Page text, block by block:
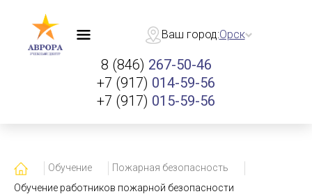
Ваш город:Орск
8 (846) 267-50-46
+7 (917) 014-59-56
+7 (917) 015-59-56
ГлавнаяОбучение
Пожарная безопасность
Обучение работников пожарной безопасности